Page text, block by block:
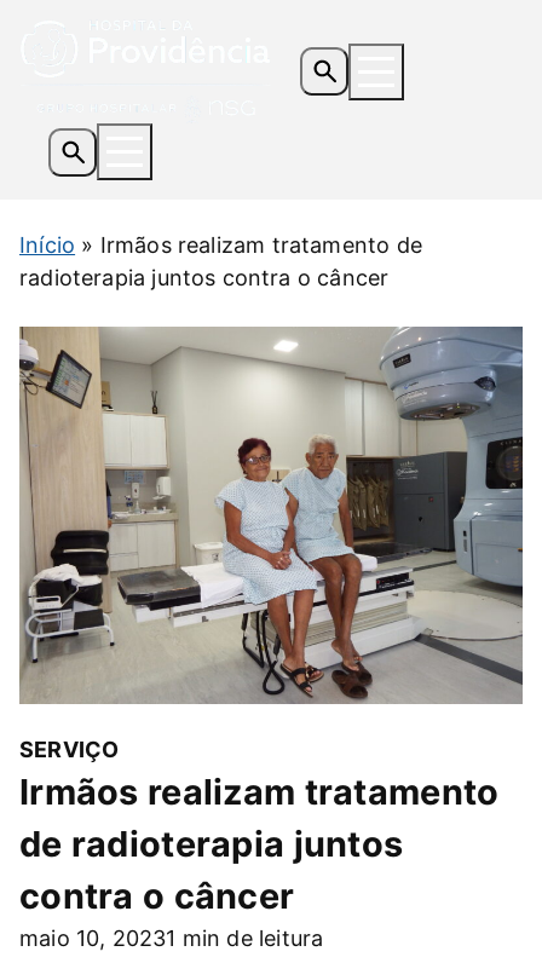
Serviços e Especialidades
Informações Úteis
Notícias
Contato
Início » Irmãos realizam tratamento de
radioterapia juntos contra o câncer
SERVIÇO
Irmãos realizam tratamento
de radioterapia juntos
contra o câncer
maio 10, 20231 min de leitura